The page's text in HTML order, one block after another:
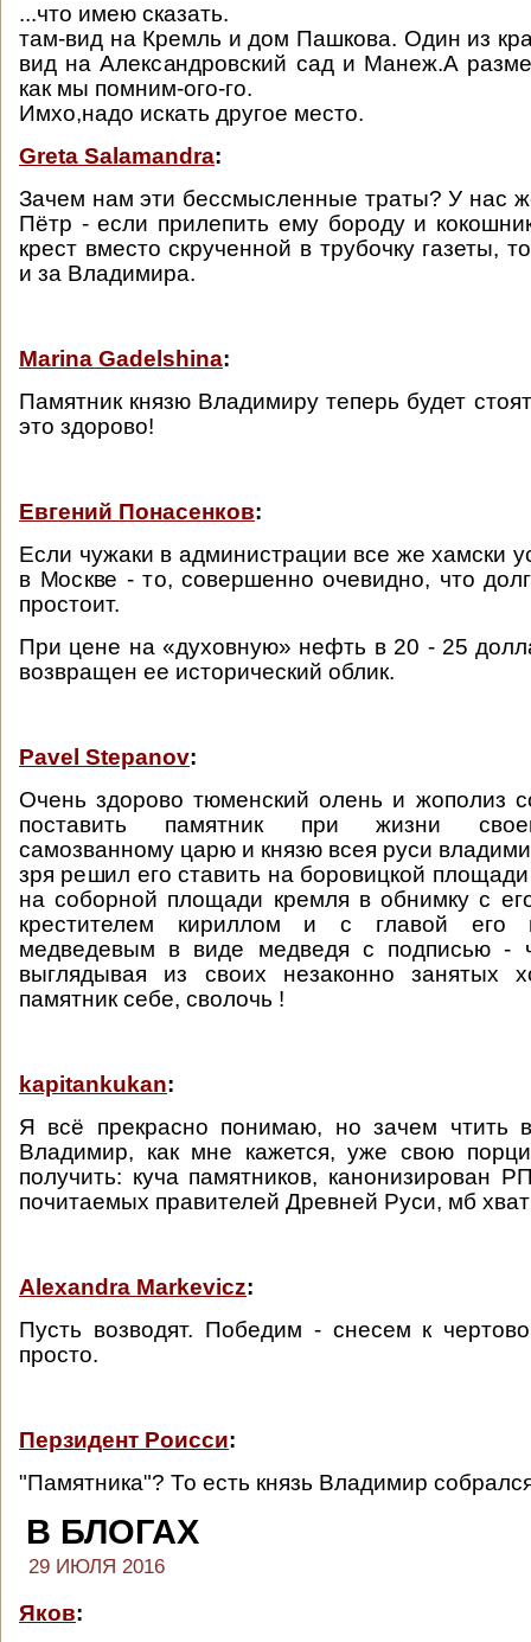
...что имею сказать.
там-вид на Кремль и дом Пашкова. Один из
вид на Александровский сад и Манеж.А
как мы помним-ого-го.
Имхо,надо искать другое место.
Greta Salamandra:
Зачем нам эти бессмысленные траты? У нас
Пётр - если прилепить ему бороду и
крест вместо скрученной в трубочку газеты,
и за Владимира.
Marina Gadelshina:
Памятник князю Владимиру теперь будет
это здорово!
Евгений Понасенков:
Если чужаки в администрации все же хамски
в Москве - то, совершенно очевидно, что
простоит.
При цене на «духовную» нефть в 20 - 25
возвращен ее исторический облик.
Pavel Stepanov:
Очень здорово тюменский олень и жополиз
поставить памятник при жизни
самозванному царю и князю всея руси
зря решил его ставить на боровицкой
на соборной площади кремля в обнимку с
крестителем кириллом и с главой его
медведевым в виде медведя с подписью -
выглядывая из своих незаконно занятых
памятник себе, сволочь !
kapitankukan:
Я всё прекрасно понимаю, но зачем чтить
Владимир, как мне кажется, уже свою
получить: куча памятников, канонизирован
почитаемых правителей Древней Руси, мб
Alexandra Markevicz:
Пусть возводят. Победим - снесем к
просто.
Перзидент Роисси:
"Памятника"? То есть князь Владимир
В БЛОГАХ
29 ИЮЛЯ 2016
Яков: